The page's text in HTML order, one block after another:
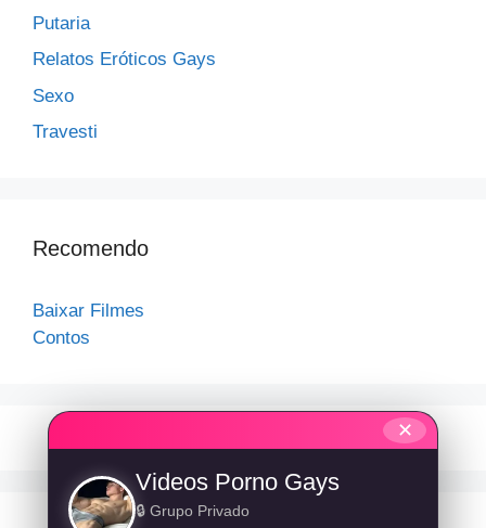
Putaria
Relatos Eróticos Gays
Sexo
Travesti
Recomendo
Baixar Filmes
Contos
✕
Videos Porno Gays
🔒 Grupo Privado